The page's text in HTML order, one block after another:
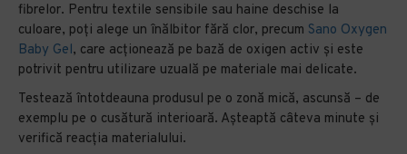
fibrelor. Pentru textile sensibile sau haine deschise la
culoare, poți alege un înălbitor fără clor, precum Sano Oxygen
Baby Gel, care acționează pe bază de oxigen activ și este
potrivit pentru utilizare uzuală pe materiale mai delicate.
Testează întotdeauna produsul pe o zonă mică, ascunsă – de
exemplu pe o cusătură interioară. Așteaptă câteva minute și
verifică reacția materialului.